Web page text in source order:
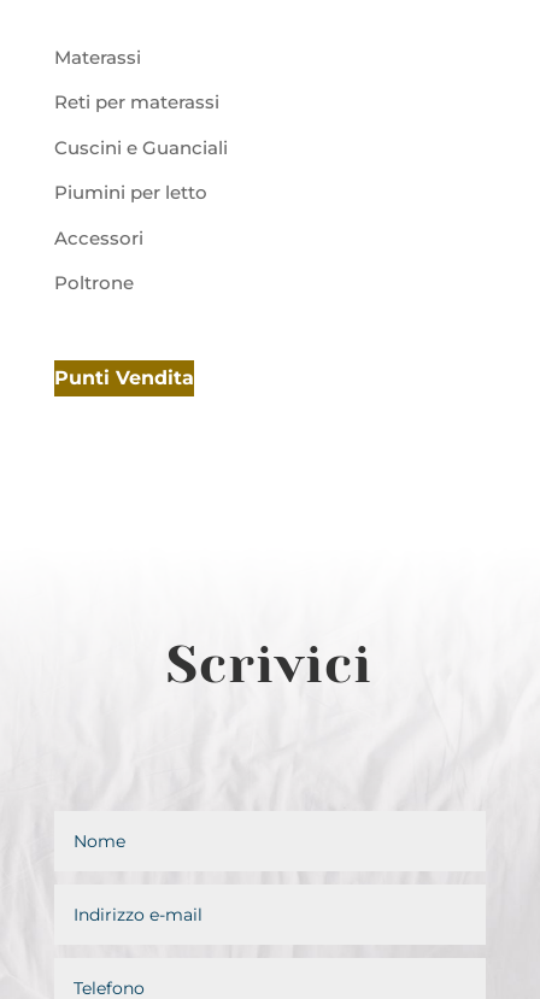
Materassi
Reti per materassi
Cuscini e Guanciali
Piumini per letto
Accessori
Poltrone
Punti Vendita
Scrivici